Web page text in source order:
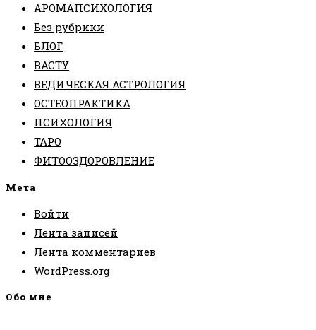
АРОМАПСИХОЛОГИЯ
Без рубрики
БЛОГ
ВАСТУ
ВЕДИЧЕСКАЯ АСТРОЛОГИЯ
ОСТЕОПРАКТИКА
ПСИХОЛОГИЯ
ТАРО
ФИТООЗДОРОВЛЕНИЕ
Мета
Войти
Лента записей
Лента комментариев
WordPress.org
Обо мне